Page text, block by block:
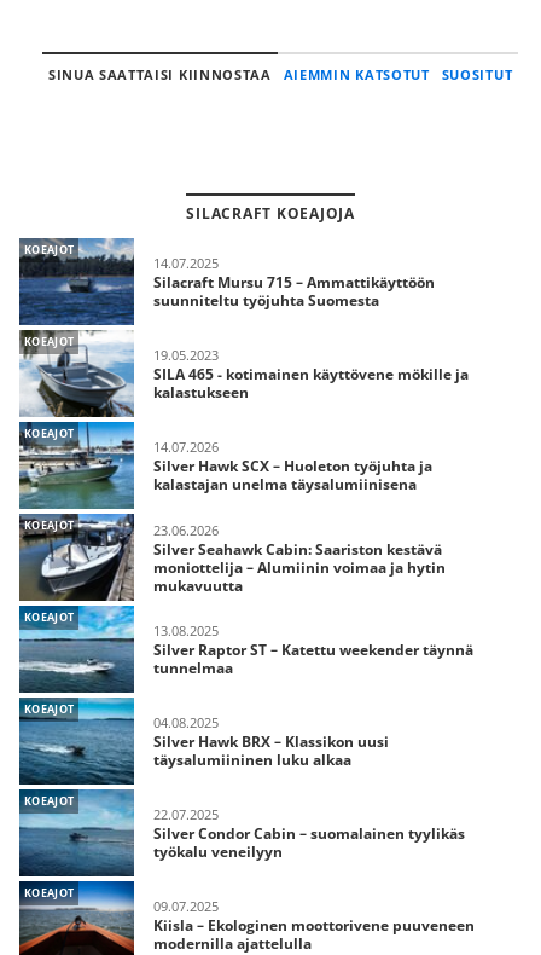
SINUA SAATTAISI KIINNOSTAA AIEMMIN KATSOTUT SUOSITUT
SILACRAFT KOEAJOJA
KOEAJOT
14.07.2025
Silacraft Mursu 715 – Ammattikäyttöön
suunniteltu työjuhta Suomesta
KOEAJOT
19.05.2023
SILA 465 - kotimainen käyttövene mökille ja
kalastukseen
KOEAJOT
14.07.2026
Silver Hawk SCX – Huoleton työjuhta ja
kalastajan unelma täysalumiinisena
KOEAJOT 23.06.2026
Silver Seahawk Cabin: Saariston kestävä
moniottelija – Alumiinin voimaa ja hytin
mukavuutta
KOEAJOT
13.08.2025
Silver Raptor ST – Katettu weekender täynnä
tunnelmaa
KOEAJOT
04.08.2025
Silver Hawk BRX – Klassikon uusi
täysalumiininen luku alkaa
KOEAJOT
22.07.2025
Silver Condor Cabin – suomalainen tyylikäs
työkalu veneilyyn
KOEAJOT
09.07.2025
Kiisla – Ekologinen moottorivene puuveneen
modernilla ajattelulla